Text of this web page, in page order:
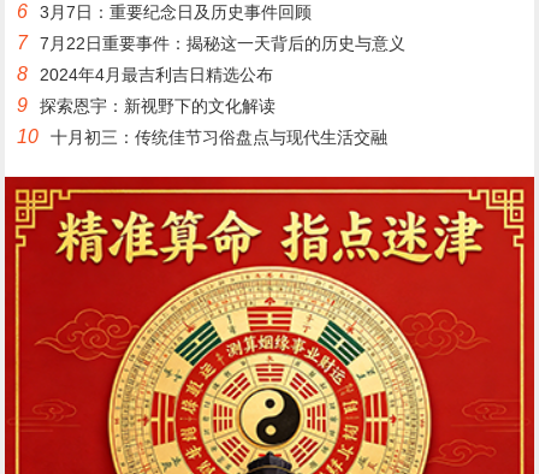
6 3月7日：重要纪念日及历史事件回顾
7 7月22日重要事件：揭秘这一天背后的历史与意义
8 2024年4月最吉利吉日精选公布
9 探索恩宇：新视野下的文化解读
10 十月初三：传统佳节习俗盘点与现代生活交融